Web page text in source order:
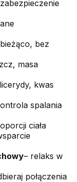
bez
masa
kwas
spalania
ciała
– relaks w
połączenia